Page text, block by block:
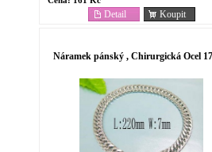
Koupit
Detail
Náramek pánský , Chirurgická Ocel